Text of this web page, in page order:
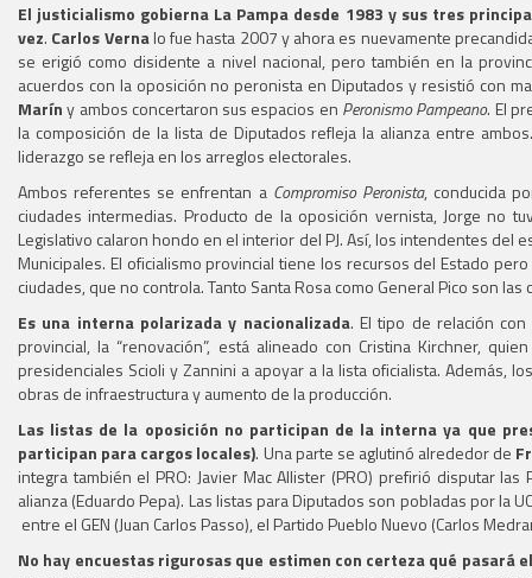
El justicialismo gobierna La Pampa desde 1983 y sus tres
vez. Carlos Vernalo fue hasta 2007 y ahora es nuevamente
se erigió como disidente a nivel nacional, pero también en la
acuerdos con la oposición no peronista en Diputados y resistió con
Maríny ambos concertaron sus espacios en Peronismo Pampeano. El
la composición de la lista de Diputados refleja la alianza entre
liderazgo se refleja en los arreglos electorales.
Ambos referentes se enfrentan a Compromiso Peronista, conducida
ciudades intermedias. Producto de la oposición vernista, Jorge no
Legislativo calaron hondo en el interior del PJ. Así, los intendentes del
Municipales. El oficialismo provincial tiene los recursos del Estado
ciudades, que no controla. Tanto Santa Rosa como General Pico son las
Es una interna polarizada y nacionalizada. El tipo de relación
provincial, la “renovación”, está alineado con Cristina Kirchner,
presidenciales Scioli y Zannini a apoyar a la lista oficialista. Además,
obras de infraestructura y aumento de la producción.
Las listas de la oposición no participan de la interna ya que
participan para cargos locales). Una parte se aglutinó alrededor de
integra también el PRO: Javier Mac Allister (PRO) prefirió disputar
alianza (Eduardo Pepa). Las listas para Diputados son pobladas por la
entre el GEN (Juan Carlos Passo), el Partido Pueblo Nuevo (Carlos
No hay encuestas rigurosas que estimen con certeza qué pasará